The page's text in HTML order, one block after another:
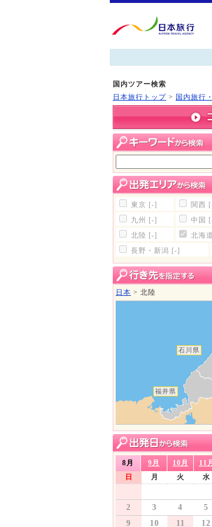
国内ツアー検索
日本旅行トップ > 国内旅行
東京 [-] 関西
九州
[-] 中国
北陸 [-] 北海道
長野・新潟 [-]
日本 > 北陸
石川県
福井県
8月 9月 10月 11月
日
月 火 水
2
3 4 5
9
10 11 12